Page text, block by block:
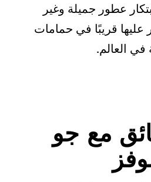
عطور جميلة وغير
عليها قريبًا في حمامات
في العالم.
مع جو